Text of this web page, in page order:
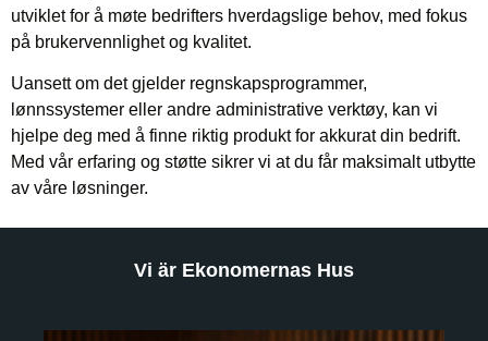
utviklet for å møte bedrifters hverdagslige behov, med fokus
på brukervennlighet og kvalitet.
Uansett om det gjelder regnskapsprogrammer,
lønnssystemer eller andre administrative verktøy, kan vi
hjelpe deg med å finne riktig produkt for akkurat din bedrift.
Med vår erfaring og støtte sikrer vi at du får maksimalt utbytte
av våre løsninger.
Vi är Ekonomernas Hus